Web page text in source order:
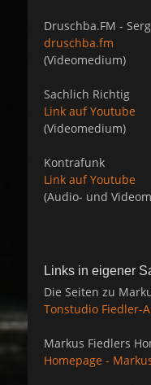
Druschba.FM -
druschba.fm
(Videomedium)
Sachlich Richtig
Link auf Youtube
(Videomedium)
Kontrafunk
Link auf Youtube
(Audio- und
Links in eigener
Die Seiten zu
Tonstudio Fiedler-
Markus Fiedlers
Homepage -